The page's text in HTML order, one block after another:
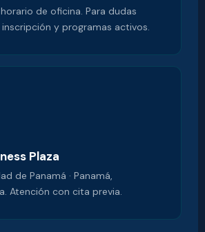
de oficina. Para dudas
y programas activos.
Plaza
de Panamá · Panamá,
Atención con cita previa.